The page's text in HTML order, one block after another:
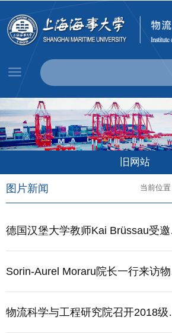
旧网站
当前位置
图片新闻
德国汉堡大学教师Kai Brüssau受邀
我院学术讲座
Sorin-Aurel Moraru院长一行来访物
科学与工程研究院
物流科学与工程研究院召开2018级